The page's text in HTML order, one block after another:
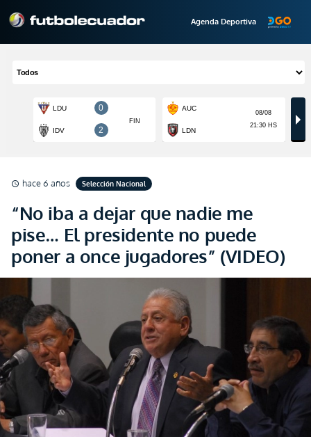
Agenda Deportiva
schedule hace 6 años Selección Nacional
“No iba a dejar que nadie me
pise… El presidente no puede
poner a once jugadores” (VIDEO)